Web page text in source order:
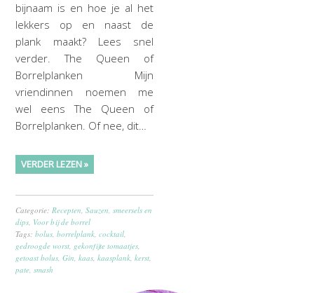
bijnaam is en hoe je al het
lekkers op en naast de
plank maakt? Lees snel
verder. The Queen of
Borrelplanken Mijn
vriendinnen noemen me
wel eens The Queen of
Borrelplanken. Of nee, dit…
VERDER LEZEN »
Categorie:Recepten,Sauzen, smeersels en
dips, Voor bij de borrel
Tags:bolus,borrelplank,cocktail,
gedroogde worst, gekonfijte tomaatjes,
getoast bolus,Gin,kaas,kaasplank,kerst,
pate,smash